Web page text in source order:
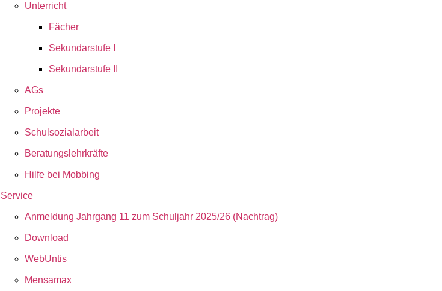
Unterricht
Fächer
Sekundarstufe I
Sekundarstufe II
AGs
Projekte
Schulsozialarbeit
Beratungslehrkräfte
Hilfe bei Mobbing
Service
Anmeldung Jahrgang 11 zum Schuljahr 2025/26 (Nachtrag)
Download
WebUntis
Mensamax